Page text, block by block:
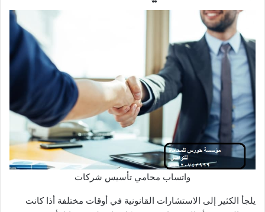
واتساب محامي تأسيس شركات
يلجأ الكثير إلى الاستشارات القانونية في أوقات مختلفة أذا كانت